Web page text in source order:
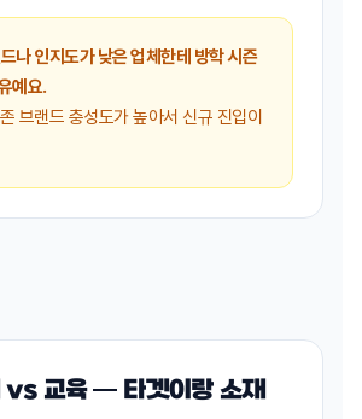
나 인지도가 낮은 업체한테 방학 시즌
예요.
브랜드 충성도가 높아서 신규 진입이
vs 교육 — 타겟이랑 소재